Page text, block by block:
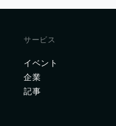
サービス
イベント
企業
記事